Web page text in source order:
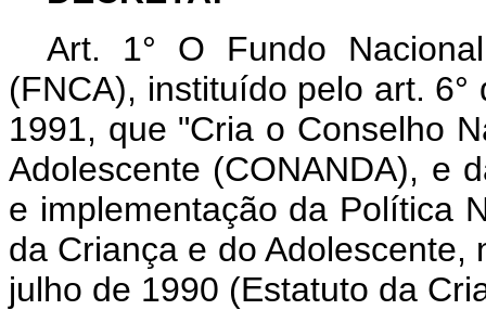
Art. 1° O Fundo
(FNCA), instituído pelo art.
1991, que "Cria o Conselho
Adolescente (CONANDA), e
e implementação da Política
da Criança e do Adolescente,
julho de 1990 (Estatuto da